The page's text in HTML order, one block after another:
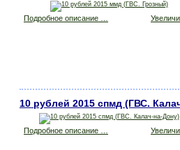
Подробное описание …
10 рублей 2015 спмд (ГВС.
Подробное описание …